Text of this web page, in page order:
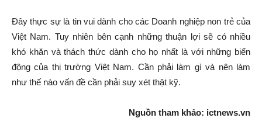
Đây thực sự là tin vui dành cho các Doanh nghiệp non trẻ của
Việt Nam. Tuy nhiên bên cạnh những thuận lợi sẽ có nhiều
khó khăn và thách thức dành cho họ nhất là với những biến
động của thị trường Việt Nam. Cần phải làm gì và nên làm
như thế nào vấn đề cần phải suy xét thật kỹ.
Nguồn tham khảo: ictnews.vn